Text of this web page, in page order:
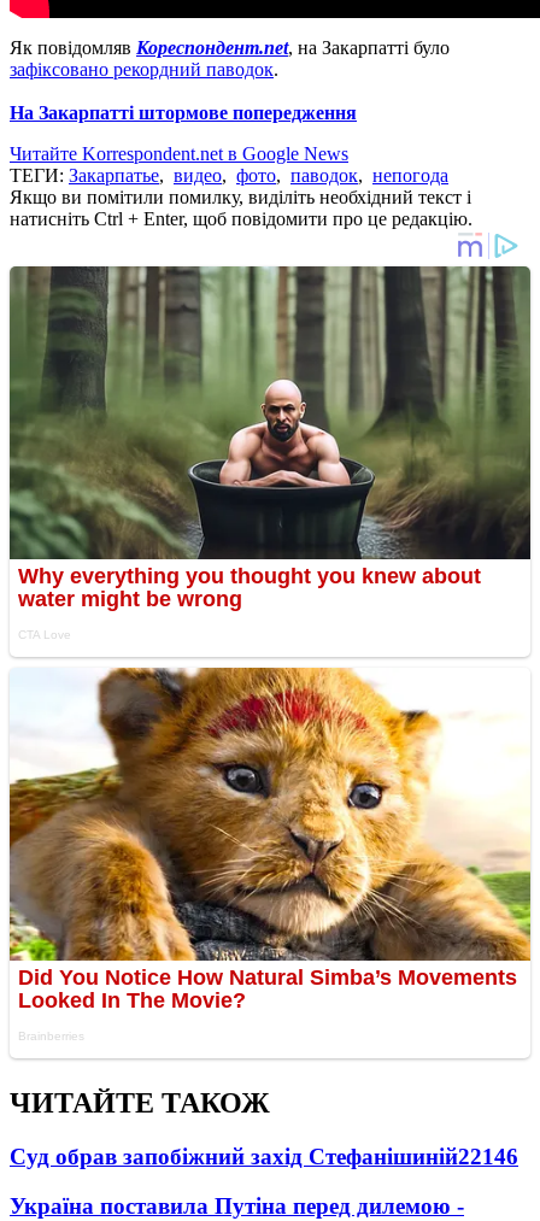
Як повідомляв Кореспондент.net, на Закарпатті було
зафіксовано рекордний паводок.
На Закарпатті штормове попередження
Читайте Korrespondent.net в Google News
ТЕГИ: Закарпатье, видео, фото, паводок, непогода
Якщо ви помітили помилку, виділіть необхідний текст і
натисніть Ctrl + Enter, щоб повідомити про це редакцію.
ЧИТАЙТЕ ТАКОЖ
Суд обрав запобіжний захід Стефанішиній22146
Україна поставила Путіна перед дилемою -